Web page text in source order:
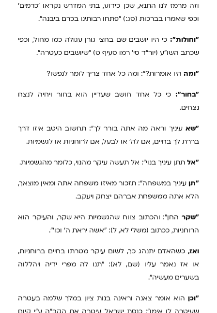
וזה מרמז לנו התנא, שכן כידוע, בתי המדרש נקראו 'כרמים'
וכפי שאמרו בברכות (סג:) "פתחו רבותינו בכרם ביבנה".
"וחולות": כי היו יושבים שם בחצי גורן עגולה כמו מחול, וכפי
שכתב השו"ע (יור"ד סי' רמו סעיף ט) "שיושבים כעטרה".
"ומה היו אומרות?": ומה כל אחד צריך לומר לנפשו?
"בחור": כי כל אחד חושב שעדיין הוא בחור ויחיה לנצח
נצחים.
"שא עיניך וראה מה אתה בורר לך": תחשוב היטב איזו דרך
בררת לך בחיים, אם לה' או לבעל, אם לרוחניות או לגשמיות.
"אל תתן עיניך בנוי": אל תעשה עיקר מהנוי, כלומר מהגשמיות.
"תן עיניך במשפחה": תזכור מאיזו משפחה אתה ומאין מוצאך,
הלא אתה ממשפחת אברהם יצחק ויעקב.
"שקר החן": והכתוב צווח שהגשמיות היא שקר, והעיקר הוא
הרוחניות, ככתוב (משלי לא, ל): "אשה יראת ה' וכו'".
ואז, כשהאדם יתנהג כך, לשום עיקר מטרתו בחיים ברוחניות,
או אז נאמר עליו (שם, לא): "תנו לה מפרי ידיה ויהללוה
בשערים מעשיה".
"וכן הוא אומר צאנה וראינה בנות ציון במלך שלמה בעטרה